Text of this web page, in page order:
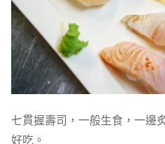
七貫握壽司，一般生食，一邊
好吃。